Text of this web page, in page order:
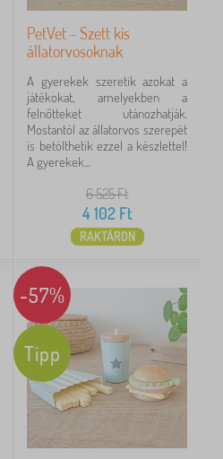
PetVet - Szett kis
állatorvosoknak
A gyerekek szeretik azokat a
játékokat, amelyekben a
felnőtteket utánozhatják.
Mostantól az állatorvos szerepét
is betölthetik ezzel a készlettel!
A gyerekek...
6 525Ft
4 102Ft
RAKTÁRON
-57%
Tipp